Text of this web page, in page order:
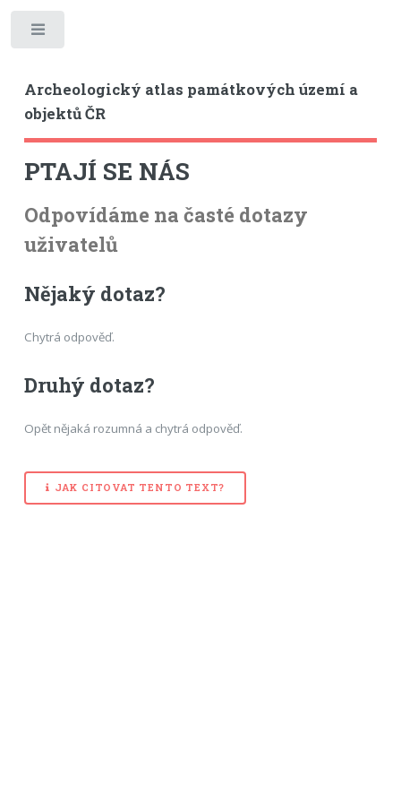
Archeologický atlas památkových území a
objektů ČR
PTAJÍ SE NÁS
Odpovídáme na časté dotazy
uživatelů
Nějaký dotaz?
Chytrá odpověď.
Druhý dotaz?
Opět nějaká rozumná a chytrá odpověď.
JAK CITOVAT TENTO TEXT?